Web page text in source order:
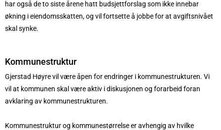
har også de to siste årene hatt budsjettforslag som ikke innebar
økning i eiendomsskatten, og vil fortsette å jobbe for at avgiftsnivået
skal synke.
Kommunestruktur
Gjerstad Høyre vil være åpen for endringer i kommunestrukturen. Vi
vil at kommunen skal være aktiv i diskusjonen og forarbeid foran
avklaring av kommunestrukturen.
Kommunestruktur og kommunestørrelse er avhengig av hvilke